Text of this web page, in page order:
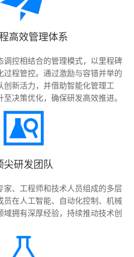
高效管理体系
调控相结合的管理模式，以里程碑
过程管控。通过激励与容错并举的
创新活力，并借助智能化管理工
决策优化，确保研发高效推进。
尖研发团队
家、工程师和技术人员组成的多层
员在人工智能、自动化控制、机械
拥有深厚经验，持续推动技术创